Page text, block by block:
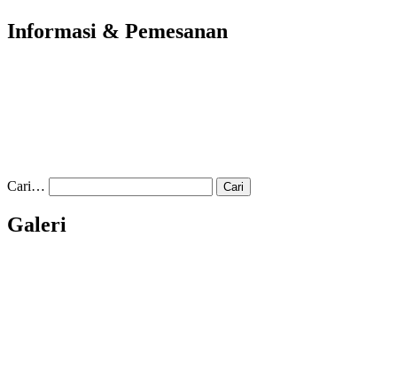
Informasi & Pemesanan
Cari…
Galeri